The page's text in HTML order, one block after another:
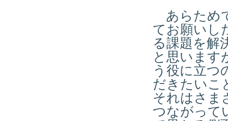
あらため
てお願いし
る課題を解
と思います
う役に立つ
だきたいこ
それはさま
つながって